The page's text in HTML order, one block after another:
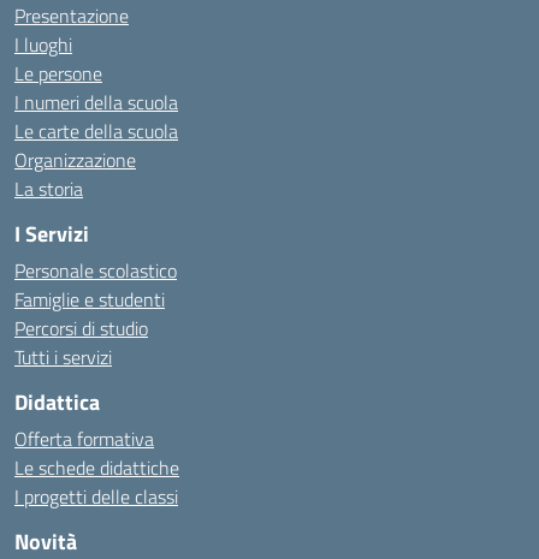
Presentazione
I luoghi
Le persone
I numeri della scuola
Le carte della scuola
Organizzazione
La storia
I Servizi
Personale scolastico
Famiglie e studenti
Percorsi di studio
Tutti i servizi
Didattica
Offerta formativa
Le schede didattiche
I progetti delle classi
Novità